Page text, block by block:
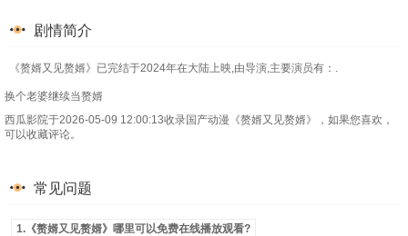
剧情简介
《赘婿又见赘婿》已完结于2024年在大陆上映,由导演,主要演员有：.
换个老婆继续当赘婿
西瓜影院于2026-05-09 12:00:13收录国产动漫《赘婿又见赘婿》，如果您喜欢，
可以收藏评论。
常见问题
1.《赘婿又见赘婿》哪里可以免费在线播放观看?